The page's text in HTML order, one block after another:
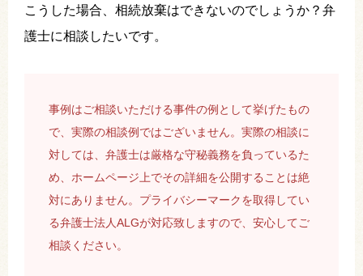
こうした場合、相続放棄はできないのでしょうか？弁
護士に相談したいです。
事例はご相談いただける事件の例として挙げたもの
で、実際の相談例ではございません。実際の相談に
対しては、弁護士は厳格な守秘義務を負っているた
め、ホームページ上でその詳細を公開することは絶
対にありません。プライバシーマークを取得してい
る弁護士法人ALGが対応致しますので、安心してご
相談ください。